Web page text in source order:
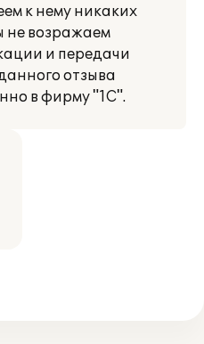
к нему никаких
не возражаем
и передачи
отзыва
в фирму "1С".